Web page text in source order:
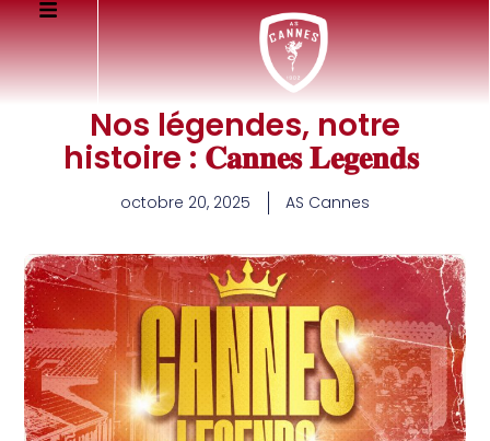
Nos légendes, notre
histoire : 𝐂𝐚𝐧𝐧𝐞𝐬 𝐋𝐞𝐠𝐞𝐧𝐝𝐬
octobre 20, 2025 AS Cannes